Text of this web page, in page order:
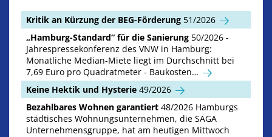
Kritik an Kürzung der BEG-Förderung 51/2026
„Hamburg-Standard“ für die Sanierung 50/2026 -
Jahrespressekonferenz des VNW in Hamburg:
Monatliche Median-Miete liegt im Durchschnitt bei
7,69 Euro pro Quadratmeter - Baukosten…
Keine Hektik und Hysterie 49/2026
Bezahlbares Wohnen garantiert 48/2026 Hamburgs
städtisches Wohnungsunternehmen, die SAGA
Unternehmensgruppe, hat am heutigen Mittwoch